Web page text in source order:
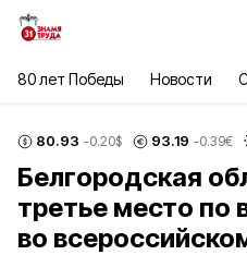
80 лет Победы Новости
80.93 -0.20$ 93.19 -0.39€
Белгородская
третье место по
во